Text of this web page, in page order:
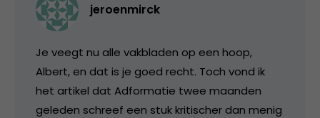
jeroenmirck
Je veegt nu alle vakbladen op een hoop,
Albert, en dat is je goed recht. Toch vond ik
het artikel dat Adformatie twee maanden
geleden schreef een stuk kritischer dan menig